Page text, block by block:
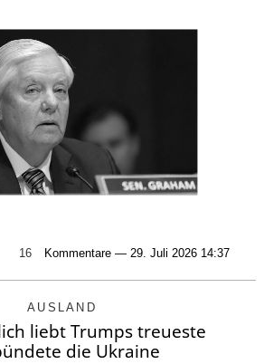
16 Kommentare — 29. Juli 2026 14:37
AUSLAND
liebt Trumps treueste
die Ukraine